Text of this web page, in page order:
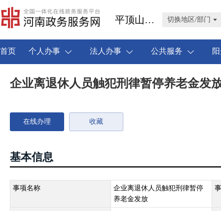
平顶山市叶县 切换地区/部门
首页 个人办事 法人办事 公共服务
企业离退休人员触犯刑律暂停养老金发
在线办理 收藏
基本信息
事项名称
企业离退休人员触犯刑律暂停
养老金发放